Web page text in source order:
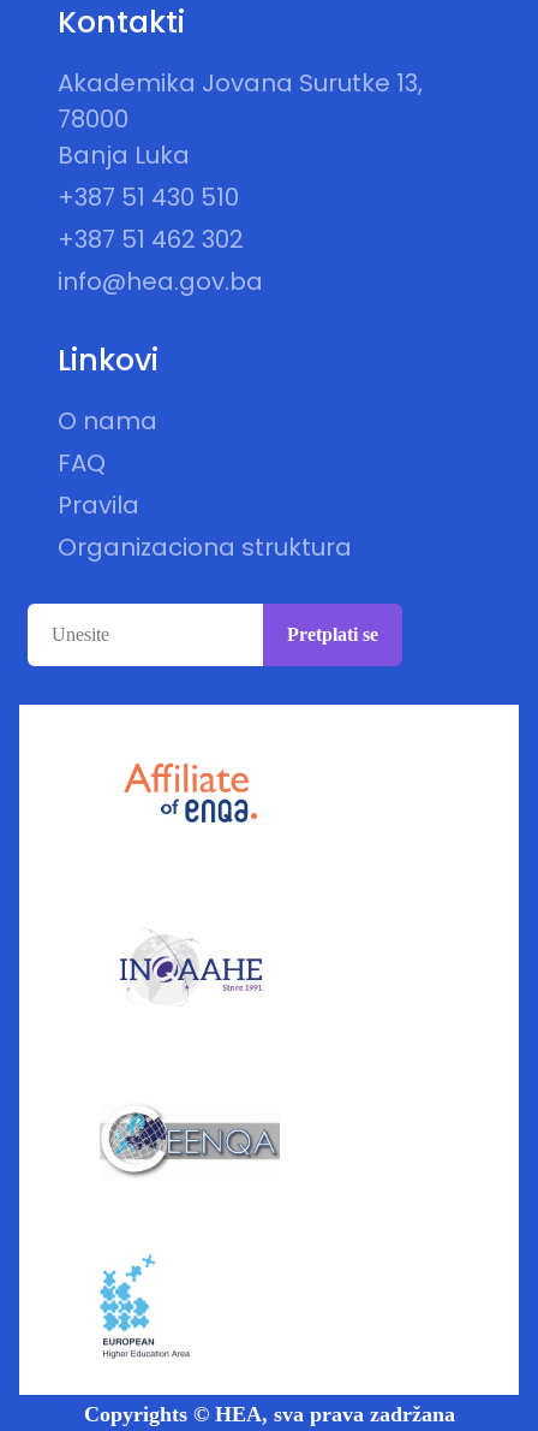
Kontakti
Akademika Jovana Surutke 13,
78000
Banja Luka
+387 51 430 510
+387 51 462 302
info@hea.gov.ba
Linkovi
O nama
FAQ
Pravila
Organizaciona struktura
Pretplati se
Copyrights © HEA, sva prava zadržana